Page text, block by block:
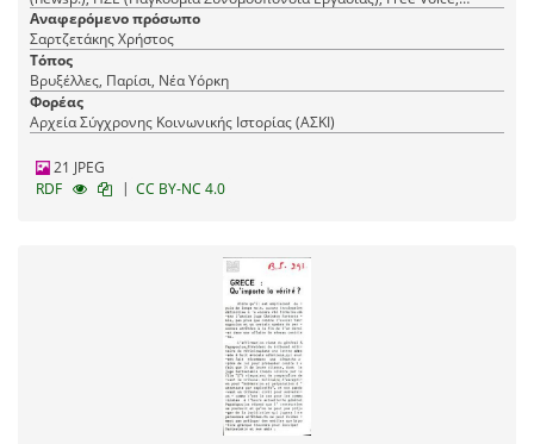
Monde, Le (newsp.), Ελεύθερη Ελλάδα (εφ.), World Confederation of
Labour (WCL), Bulletin Socialiste
Αναφερόμενο πρόσωπο
Σαρτζετάκης Χρήστος
Τόπος
Βρυξέλλες, Παρίσι, Νέα Υόρκη
Φορέας
Αρχεία Σύγχρονης Κοινωνικής Ιστορίας (ΑΣΚΙ)
21 JPEG
RDF
| CC BY-NC 4.0